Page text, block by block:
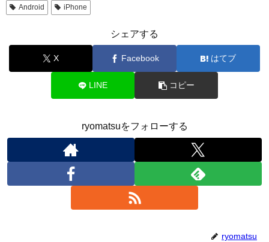
Android iPhone
シェアする
X Facebook はてブ
LINE コピー
ryomatsuをフォローする
ryomatsu